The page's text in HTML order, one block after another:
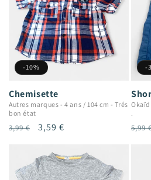
-10%
Chemisette
Autres marques -4 ans / 104 cm -Trés
bon état
Prix
3,99 €
Prix
3,59 €
-
Okaïdi
.
Prix
5,99